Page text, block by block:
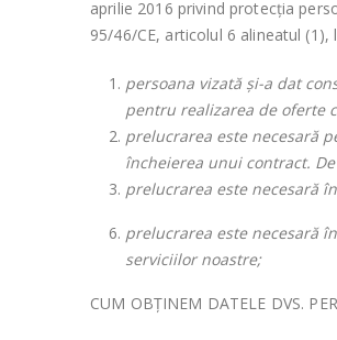
aprilie 2016 privind protecția
95/46/CE, articolul 6 alineatul (1),
persoana vizată și-a dat
pentru realizarea de oferte
prelucrarea este necesară
încheierea unui contract.
prelucrarea este necesară
prelucrarea este necesară
serviciilor noastre;
CUM OBȚINEM DATELE DVS.